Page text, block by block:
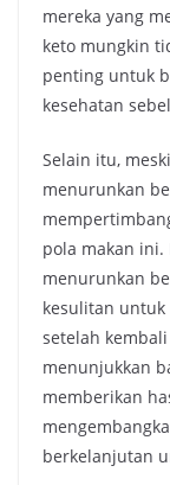
mereka yang
keto mungkin
penting untuk
kesehatan
Selain itu,
menurunkan
pola makan ini.
menurunkan
kesulitan
setelah
menunjukkan
memberikan
berkelanjutan